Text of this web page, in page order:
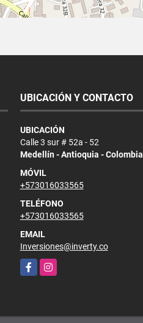
UBICACIÓN Y CONTACTO
UBICACIÓN
Calle 3 sur # 52a - 52
Medellín - Antioquia - Colombia
MÓVIL
+573016033565
TELÉFONO
+573016033565
EMAIL
Inversiones@inverty.co
FacebookInstagram